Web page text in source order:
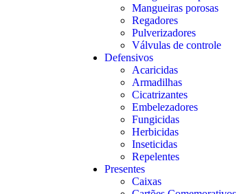
Mangueiras porosas
Regadores
Pulverizadores
Válvulas de controle
Defensivos
Acaricidas
Armadilhas
Cicatrizantes
Embelezadores
Fungicidas
Herbicidas
Inseticidas
Repelentes
Presentes
Caixas